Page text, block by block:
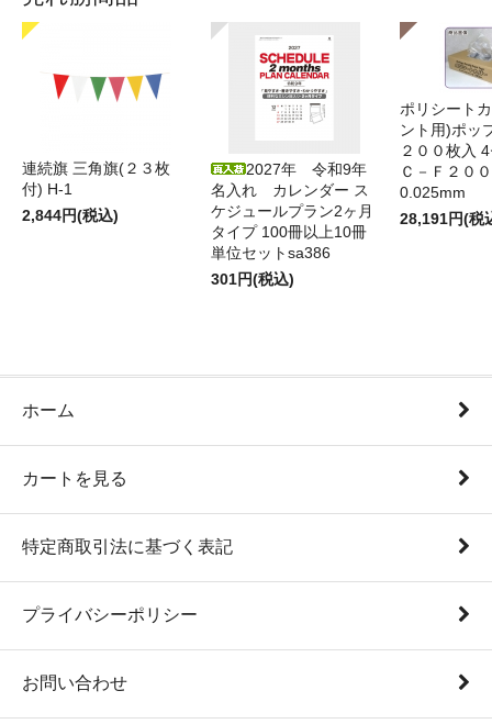
連続旗 三角旗(２３枚
付) H-1
2,844円(税込)
2027年 令和9年
名入れ カレンダー ス
ケジュールプラン2ヶ月
タイプ 100冊以上10冊
単位セットsa386
301円(税込)
ポリシート
ント用)ポッ
２００枚入
Ｃ－Ｆ２０
0.025mm
28,191円(税
ホーム
カートを見る
特定商取引法に基づく表記
プライバシーポリシー
お問い合わせ